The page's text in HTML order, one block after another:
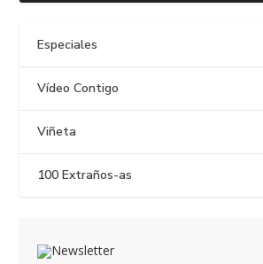
Especiales
Vídeo Contigo
Viñeta
100 Extraños-as